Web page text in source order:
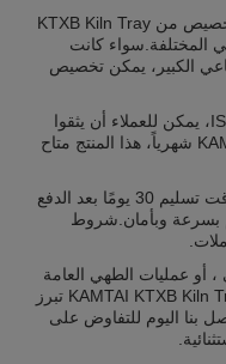
علاوة على ذلك ، يسمح الحجم القابل للتخصيص من KTXB Kiln Tray
المختلفة.سواء كانت
الكبير، يمكن تخصيص
المصنعة في الصين ومعتمدة مع ISO 9001، يمكن للعملاء أن يثقوا
في جودة وموثوقية KAMTAI KTXB000PCS شهرياً، هذا المنتج متاح
يتم تعبئتها بأمان في صناديق خشبية مع وقت تسليم 30 يومًا بعد الدفع
بسرعة وبأمان.شروط
، أو عمليات الطهي العامة
، أو التطبيقات الصناعية الأخرى ، فإن KAMTAI KTXB Kiln Tray تبرز
بنا اليوم للتفاوض على